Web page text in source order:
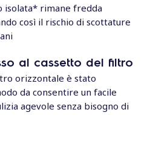
isolata* rimane fredda
così il rischio di scottature
al cassetto del filtro
orizzontale è stato
da consentire un facile
agevole senza bisogno di